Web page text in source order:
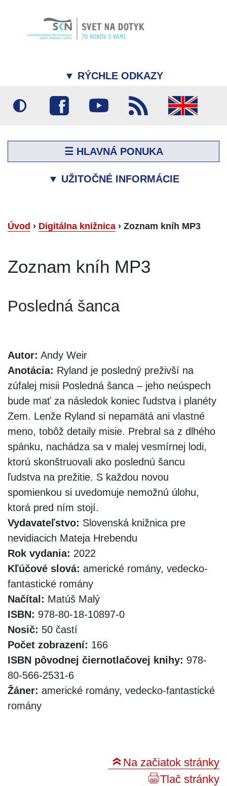
▼ RÝCHLE ODKAZY
☰ HLAVNÁ PONUKA
▼ UŽITOČNÉ INFORMÁCIE
Úvod › Digitálna knižnica › Zoznam kníh MP3
Zoznam kníh MP3
Posledná šanca
Autor: Andy Weir
Anotácia: Ryland je posledný preživší na
zúfalej misii Posledná šanca – jeho neúspech
bude mať za následok koniec ľudstva i planéty
Zem. Lenže Ryland si nepamätá ani vlastné
meno, tobôž detaily misie. Prebral sa z dlhého
spánku, nachádza sa v malej vesmírnej lodi,
ktorú skonštruovali ako poslednú šancu
ľudstva na prežitie. S každou novou
spomienkou si uvedomuje nemožnú úlohu,
ktorá pred ním stojí.
Vydavateľstvo: Slovenská knižnica pre
nevidiacich Mateja Hrebendu
Rok vydania: 2022
Kľúčové slová: americké romány, vedecko-
fantastické romány
Načítal: Matúš Malý
ISBN: 978-80-18-10897-0
Nosič: 50 častí
Počet zobrazení: 166
ISBN pôvodnej čiernotlačovej knihy: 978-
80-566-2531-6
Žáner: americké romány, vedecko-fantastické
romány
Na začiatok stránky
Tlač stránky